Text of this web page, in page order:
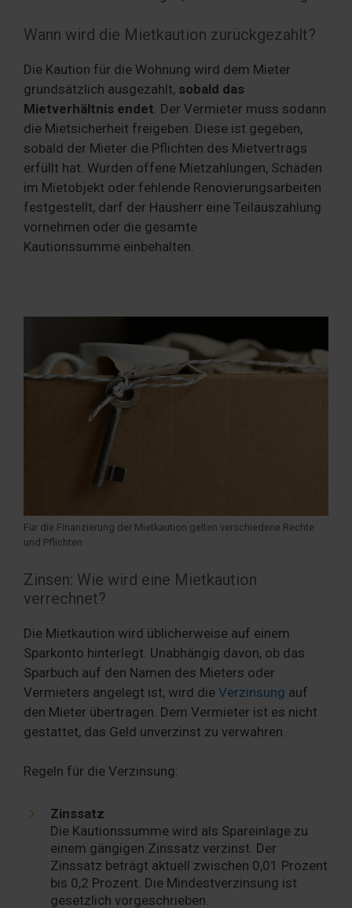
Wann wird die Mietkaution zurückgezahlt?
Die Kaution für die Wohnung wird dem Mieter
grundsätzlich ausgezahlt, sobald das
Mietverhältnis endet. Der Vermieter muss sodann
die Mietsicherheit freigeben. Diese ist gegeben,
sobald der Mieter die Pflichten des Mietvertrags
erfüllt hat. Wurden offene Mietzahlungen, Schäden
im Mietobjekt oder fehlende Renovierungsarbeiten
festgestellt, darf der Hausherr eine Teilauszahlung
vornehmen oder die gesamte
Kautionssumme einbehalten.
Für die Finanzierung der Mietkaution gelten verschiedene Rechte
und Pflichten
Zinsen: Wie wird eine Mietkaution
verrechnet?
Die Mietkaution wird üblicherweise auf einem
Sparkonto hinterlegt. Unabhängig davon, ob das
Sparbuch auf den Namen des Mieters oder
Vermieters angelegt ist, wird die Verzinsung auf
den Mieter übertragen. Dem Vermieter ist es nicht
gestattet, das Geld unverzinst zu verwahren.
Regeln für die Verzinsung:
Zinssatz
Die Kautionssumme wird als Spareinlage zu
einem gängigen Zinssatz verzinst. Der
Zinssatz beträgt aktuell zwischen 0,01 Prozent
bis 0,2 Prozent. Die Mindestverzinsung ist
gesetzlich vorgeschrieben.